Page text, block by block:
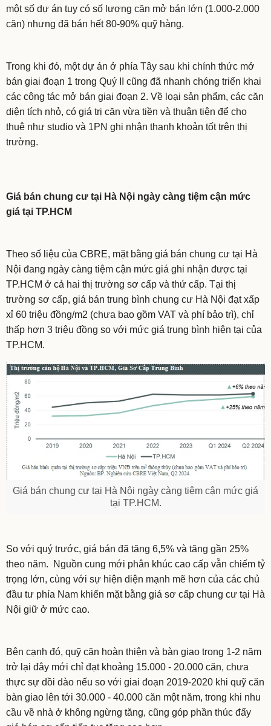
một số dự án tuy có số lượng căn mở bán lớn (1.000-2.000
căn) nhưng đã bán hết 80-90% quỹ hàng.
Trong khi đó, một dự án ở phía Tây sau khi chính thức mở
bán giai đoạn 1 trong Quý II cũng đã nhanh chóng triển khai
các công tác mở bán giai đoạn 2. Về loại sản phẩm, các căn
diện tích nhỏ, có giá trị căn vừa tiền và thuận tiện để cho
thuê như studio và 1PN ghi nhận thanh khoản tốt trên thị
trường.
Giá bán chung cư tại Hà Nội ngày càng tiệm cận mức
giá tại TP.HCM
Theo số liệu của CBRE, mặt bằng giá bán chung cư tại Hà
Nội đang ngày càng tiệm cận mức giá ghi nhận được tại
TP.HCM ở cả hai thị trường sơ cấp và thứ cấp. Tại thị
trường sơ cấp, giá bán trung bình chung cư Hà Nội đạt xấp
xỉ 60 triệu đồng/m2 (chưa bao gồm VAT và phí bảo trì), chỉ
thấp hơn 3 triệu đồng so với mức giá trung bình hiện tại của
TP.HCM.
Giá bán chung cư tại Hà Nội ngày càng tiệm cận mức giá
tại TP.HCM.
So với quý trước, giá bán đã tăng 6,5% và tăng gần 25%
theo năm. Nguồn cung mới phân khúc cao cấp vẫn chiếm tỷ
trọng lớn, cùng với sự hiện diện mạnh mẽ hơn của các chủ
đầu tư phía Nam khiến mặt bằng giá sơ cấp chung cư tại Hà
Nội giữ ở mức cao.
Bên cạnh đó, quỹ căn hoàn thiện và bàn giao trong 1-2 năm
trở lại đây mới chỉ đạt khoảng 15.000 - 20.000 căn, chưa
thực sự dồi dào nếu so với giai đoạn 2019-2020 khi quỹ căn
bàn giao lên tới 30.000 - 40.000 căn một năm, trong khi nhu
cầu về nhà ở không ngừng tăng, cũng góp phần thúc đẩy